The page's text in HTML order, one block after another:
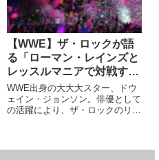
【WWE】ザ・ロックが語
る「ローマン・レインズと
レッスルマニアで対戦する
可能性」。いつかあるか
も？
WWE出身の大大大スター、ドウ
ェイン・ジョンソン。俳優として
の活躍により、ザ・ロックのリン